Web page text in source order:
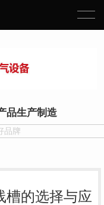
品生产制造
品牌
槽的选择与应